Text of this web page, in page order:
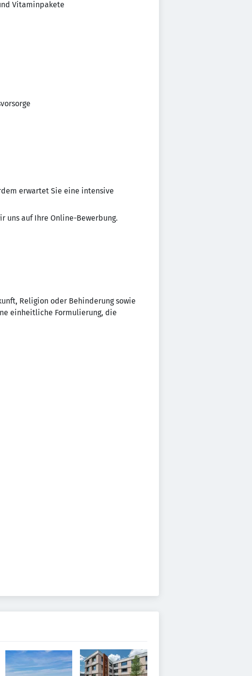
Vitaminpakete
erwartet Sie eine intensive
uns auf Ihre Online-Bewerbung.
Religion oder Behinderung sowie
einheitliche Formulierung, die